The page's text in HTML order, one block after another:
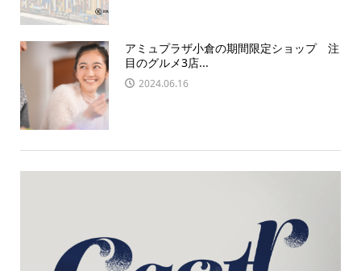
アミュプラザ小倉の期間限定ショップ 注
目のグルメ3店...
2024.06.16